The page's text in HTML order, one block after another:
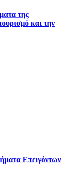
της
και την
Επειγόντων